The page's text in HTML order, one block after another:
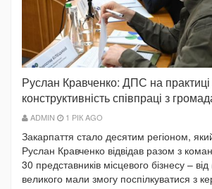
Руслан Кравченко: ДПС на
конструктивність співпраці з
ADMIN 1 РІК AGO
Закарпаття стало десятим регіоном,
Руслан Кравченко відвідав разом з
30 представників місцевого бізнесу –
великого мали змогу поспілкуватися з